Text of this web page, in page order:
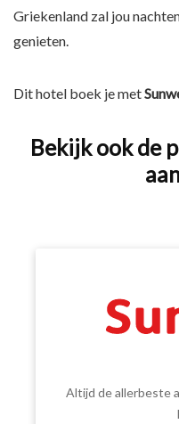
Griekenland zal jou
genieten.
Dit hotel boek je met
Bekijk ook de
Altijd de allerbeste